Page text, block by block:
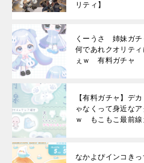
リティ】
くーうさ 姉妹ガチ
何であれクオリテ
ぇｗ 有料ガチャ
【有料ガチャ】デ
ゃなくって身近な
ｗ もこもこ最前線
なかよぴインコき